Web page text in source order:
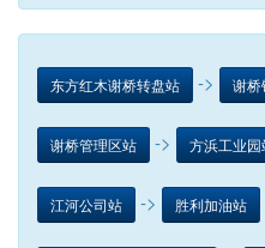
东方红木谢桥转盘站 -> 谢
谢桥管理区站 -> 方浜工业园
江河公司站 -> 胜利加油站